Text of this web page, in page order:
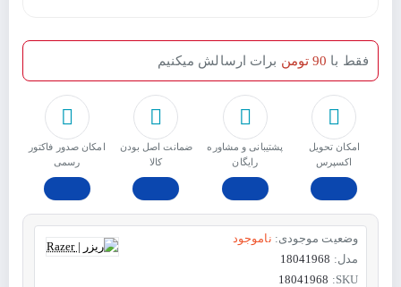
امکان تحویل
اکسپرس
پشتیبانی و مشاوره
رایگان
ﺿﻤﺎﻧﺖ اﺻﻞ ﺑﻮدن
ﮐﺎﻟﺎ
امکان صدور فاکتور
رسمی
فقط با 90 تومن برات ارسالش میکنیم
وضعیت موجودی: ناموجود
مدل: 18041968
SKU:
18041968